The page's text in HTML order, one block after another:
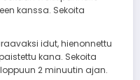
kanssa. Sekoita
idut, hienonnettu
kana. Sekoita
2 minuutin ajan.